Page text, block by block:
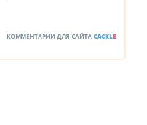
КОММЕНТАРИИ ДЛЯ САЙТА CACKLE